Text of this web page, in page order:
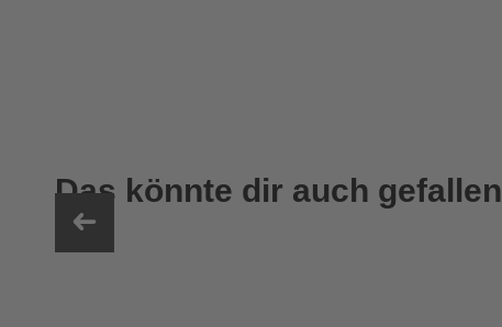
Das könnte dir auch gefallen